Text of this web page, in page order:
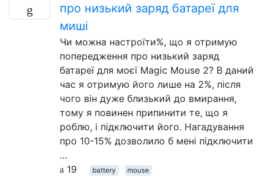
про низький заряд батареї для
миші
Чи можна настроїти%, що я отримую
попередження про низький заряд
батареї для моєї Magic Mouse 2? В даний
час я отримую його лише на 2%, після
чого він дуже близький до вмирання,
тому я повинен припинити те, що я
роблю, і підключити його. Нагадування
про 10-15% дозволило б мені підключити
…
19
battery mouse